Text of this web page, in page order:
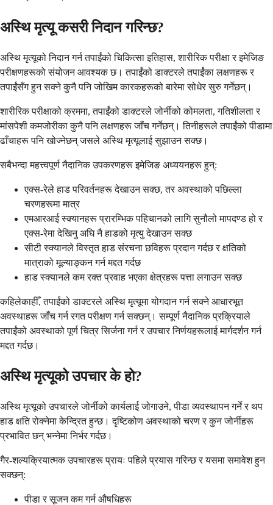
अस्थि मृत्यू कसरी निदान गरिन्छ?
अस्थि मृत्यूको निदान गर्न तपाईंको चिकित्सा इतिहास, शारीरिक परीक्षा र इमेजिङ
परीक्षणहरूको संयोजन आवश्यक छ। तपाईंको डाक्टरले तपाईंका लक्षणहरू र
तपाईंसँग हुन सक्ने कुनै पनि जोखिम कारकहरूको बारेमा सोधेर सुरु गर्नेछन्।
शारीरिक परीक्षाको क्रममा, तपाईंको डाक्टरले जोर्नीको कोमलता, गतिशीलता र
मांसपेशी कमजोरीका कुनै पनि लक्षणहरू जाँच गर्नेछन्। तिनीहरूले तपाईंको पीडामा
ढाँचाहरू पनि खोज्नेछन् जसले अस्थि मृत्यूलाई सुझाउन सक्छ।
सबैभन्दा महत्त्वपूर्ण नैदानिक उपकरणहरू इमेजिङ अध्ययनहरू हुन्:
एक्स-रेले हाड परिवर्तनहरू देखाउन सक्छ, तर अवस्थाको पछिल्ला
चरणहरूमा मात्र
एमआरआई स्क्यानहरू प्रारम्भिक पहिचानको लागि सुनौलो मापदण्ड हो र
एक्स-रेमा देखिनु अघि नै हाडको मृत्यु देखाउन सक्छ
सीटी स्क्यानले विस्तृत हाड संरचना छविहरू प्रदान गर्दछ र क्षतिको
मात्राको मूल्याङ्कन गर्न मद्दत गर्दछ
हाड स्क्यानले कम रक्त प्रवाह भएका क्षेत्रहरू पत्ता लगाउन सक्छ
कहिलेकाहीँ, तपाईंको डाक्टरले अस्थि मृत्यूमा योगदान गर्न सक्ने आधारभूत
अवस्थाहरू जाँच गर्न रगत परीक्षण गर्न सक्छन्। सम्पूर्ण नैदानिक प्रक्रियाले
तपाईंको अवस्थाको पूर्ण चित्र सिर्जना गर्न र उपचार निर्णयहरूलाई मार्गदर्शन गर्न
मद्दत गर्दछ।
अस्थि मृत्यूको उपचार के हो?
अस्थि मृत्यूको उपचारले जोर्नीको कार्यलाई जोगाउने, पीडा व्यवस्थापन गर्ने र थप
हाड क्षति रोक्नेमा केन्द्रित हुन्छ। दृष्टिकोण अवस्थाको चरण र कुन जोर्नीहरू
प्रभावित छन् भन्नेमा निर्भर गर्दछ।
गैर-शल्यक्रियात्मक उपचारहरू प्रायः पहिले प्रयास गरिन्छ र यसमा समावेश हुन
सक्छन्:
पीडा र सूजन कम गर्न औषधिहरू